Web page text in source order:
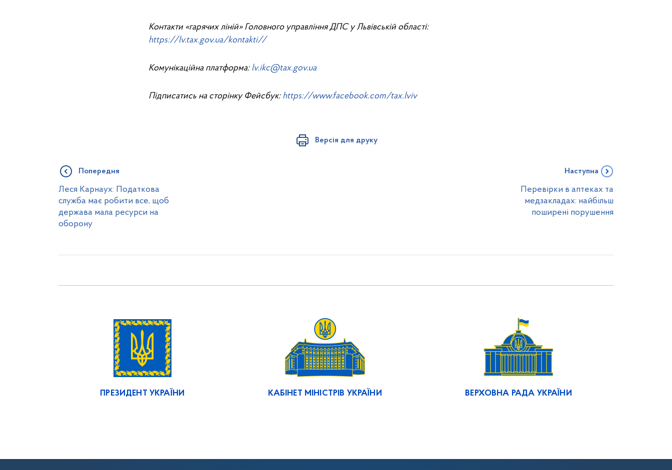
Контакти «гарячих ліній» Головного управління ДПС у Львівській області:
https://lv.tax.gov.ua/kontakti//
Комунікаційна платформа: lv.ikc@tax.gov.ua
Підписатись на сторінку Фейсбук: https://www.facebook.com/tax.lviv
Версія для друку
Попередня
Леся Карнаух: Податкова
служба має робити все, щоб
держава мала ресурси на
оборону
Наступна
Перевірки в аптеках та
медзакладах: найбільш
поширені порушення
ПРЕЗИДЕНТ УКРАЇНИ КАБІНЕТ МІНІСТРІВ УКРАЇНИ ВЕРХОВНА РАДА УКРАЇНИ